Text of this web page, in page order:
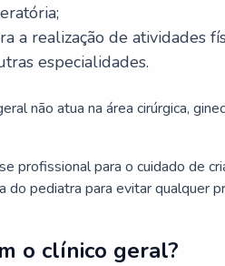
a realização de atividades
especialidades.
não atua na área cirúrgica,
profissional para o cuidado de
do pediatra para evitar qualquer
o clínico geral?